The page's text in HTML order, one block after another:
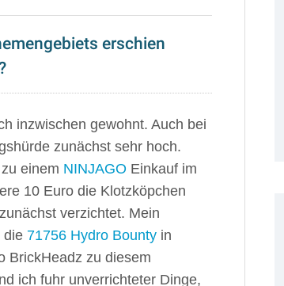
erschien
inzwischen gewohnt. Auch bei
zunächst sehr hoch.
zu einem NINJAGO Einkauf im
10 Euro die Klotzköpchen
verzichtet. Mein
die 71756 Hydro Bounty in
BrickHeadz zu diesem
ich fuhr unverrichteter Dinge,